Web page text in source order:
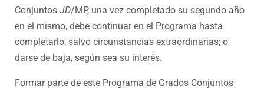
Conjuntos JD/MP, una vez completado su segundo año
en el mismo, debe continuar en el Programa hasta
completarlo, salvo circunstancias extraordinarias; o
darse de baja, según sea su interés.
Formar parte de este Programa de Grados Conjuntos